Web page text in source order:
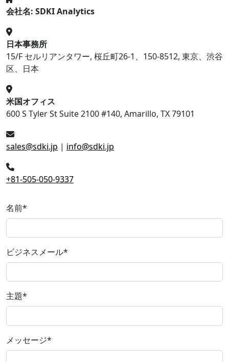
会社名: SDKI Analytics
日本事務所
15/F セルリアンタワー, 桜丘町26-1、150-8512, 東京、渋谷
区、日本
米国オフィス
600 S Tyler St Suite 2100 #140, Amarillo, TX 79101
sales@sdki.jp | info@sdki.jp
+81-505-050-9337
名前*
ビジネスメール*
主題*
メッセージ*